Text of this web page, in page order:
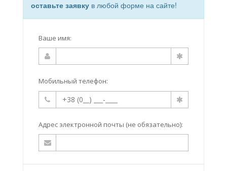
оставьте заявку в любой форме на сайте!
Ваше имя:
Мобильный телефон:
Адрес электронной почты (не обязательно):